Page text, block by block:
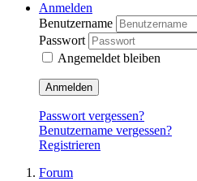
Anmelden
Benutzername
Passwort
Angemeldet bleiben
Anmelden
Passwort vergessen?
Benutzername vergessen?
Registrieren
Forum